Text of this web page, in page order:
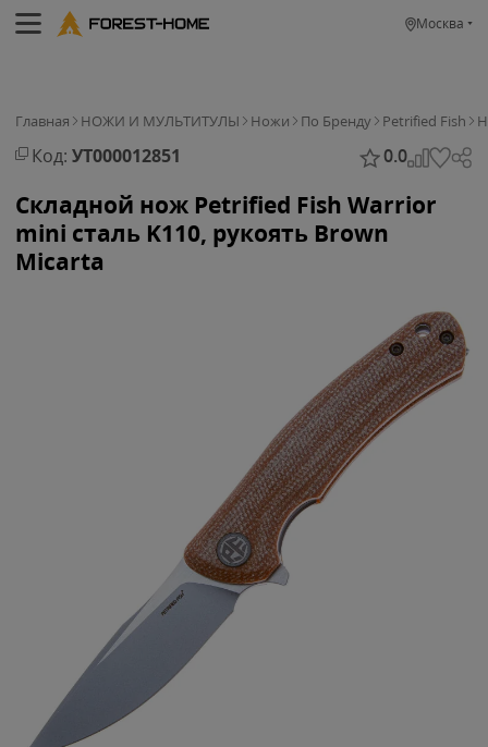
Москва
Главная НОЖИ И МУЛЬТИТУЛЫ Ножи По Бренду Petrified Fish
Код: УТ000012851 0.0
Складной нож Petrified Fish Warrior
mini сталь K110, рукоять Brown
Micarta